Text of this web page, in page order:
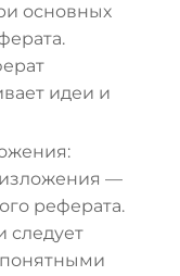
основных
идеи и
изложения —
реферата.
следует